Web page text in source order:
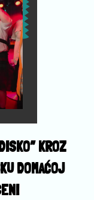
KROZ
DOMAĆOJ